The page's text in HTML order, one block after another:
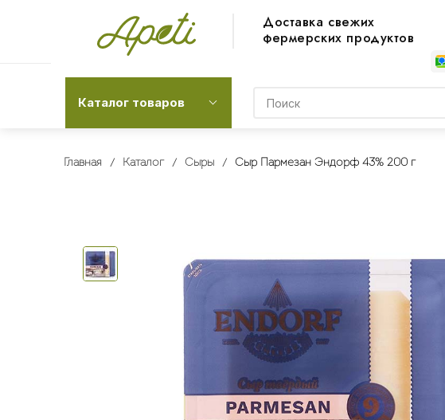
Доставка свежих
фермерских продуктов
Каталог товаров
Главная Каталог Сыры Сыр Пармезан Эндорф 43% 200 г